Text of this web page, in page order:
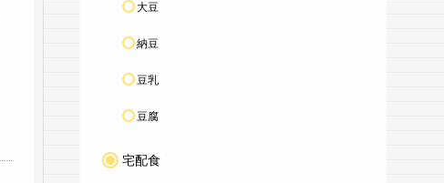
大豆
納豆
豆乳
豆腐
宅配食